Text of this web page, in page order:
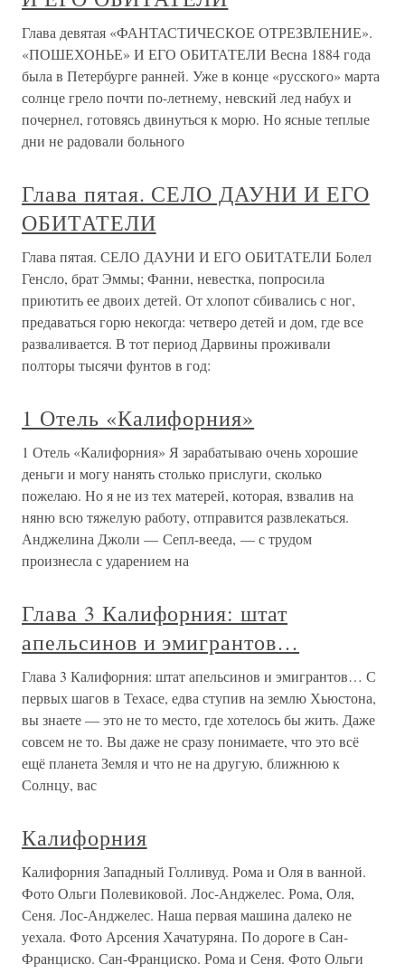
Глава девятая «ФАНТАСТИЧЕСКОЕ ОТРЕЗВЛЕНИЕ».
«ПОШЕХОНЬЕ» И ЕГО ОБИТАТЕЛИ Весна 1884 года
была в Петербурге ранней. Уже в конце «русского» марта
солнце грело почти по-летнему, невский лед набух и
почернел, готовясь двинуться к морю. Но ясные теплые
дни не радовали больного
Глава пятая. СЕЛО ДАУНИ И ЕГО
ОБИТАТЕЛИ
Глава пятая. СЕЛО ДАУНИ И ЕГО ОБИТАТЕЛИ Болел
Генсло, брат Эммы; Фанни, невестка, попросила
приютить ее двоих детей. От хлопот сбивались с ног,
предаваться горю некогда: четверо детей и дом, где все
разваливается. В тот период Дарвины проживали
полторы тысячи фунтов в год:
1 Отель «Калифорния»
1 Отель «Калифорния» Я зарабатываю очень хорошие
деньги и могу нанять столько прислуги, сколько
пожелаю. Но я не из тех матерей, которая, взвалив на
няню всю тяжелую работу, отправится развлекаться.
Анджелина Джоли — Сепл-вееда, — с трудом
произнесла с ударением на
Глава 3 Калифорния: штат
апельсинов и эмигрантов…
Глава 3 Калифорния: штат апельсинов и эмигрантов… С
первых шагов в Техасе, едва ступив на землю Хьюстона,
вы знаете — это не то место, где хотелось бы жить. Даже
совсем не то. Вы даже не сразу понимаете, что это всё
ещё планета Земля и что не на другую, ближнюю к
Солнцу, вас
Калифорния
Калифорния Западный Голливуд. Рома и Оля в ванной.
Фото Ольги Полевиковой. Лос-Анджелес. Рома, Оля,
Сеня. Лос-Анджелес. Наша первая машина далеко не
уехала. Фото Арсения Хачатуряна. По дороге в Сан-
Франциско. Сан-Франциско. Рома и Сеня. Фото Ольги